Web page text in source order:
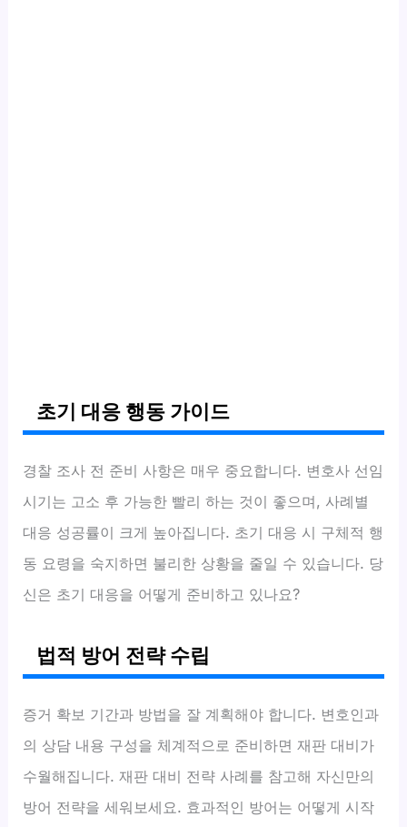
초기 대응 행동 가이드
경찰 조사 전 준비 사항은 매우 중요합니다. 변호사 선임
시기는 고소 후 가능한 빨리 하는 것이 좋으며, 사례별
대응 성공률이 크게 높아집니다. 초기 대응 시 구체적 행
동 요령을 숙지하면 불리한 상황을 줄일 수 있습니다. 당
신은 초기 대응을 어떻게 준비하고 있나요?
법적 방어 전략 수립
증거 확보 기간과 방법을 잘 계획해야 합니다. 변호인과
의 상담 내용 구성을 체계적으로 준비하면 재판 대비가
수월해집니다. 재판 대비 전략 사례를 참고해 자신만의
방어 전략을 세워보세요. 효과적인 방어는 어떻게 시작